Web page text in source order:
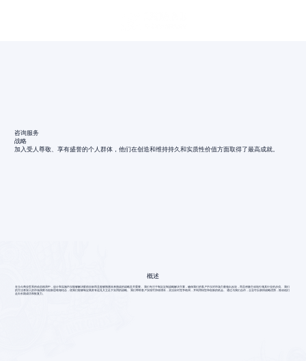
咨询服务
战略
加入受人尊敬、享有盛誉的个人群体，他们在创造和维持持久和实质性价值方面取得了最高成就。
概述
在当今商业世界的动态格局中，设计和实施不仅能够解决眼前目标而且能够预测未来挑战的战略至关重要。 我们专注于制定定制战略解决方案，确保我们的客户不仅对市场力量做出反应，而且积极主动地引领其行业的步伐。 我们
的方法将深入的市场洞察与创新思维相结合，使我们能够制定既富有远见又立足于实用的战略。 我们帮助客户实现可持续增长，灵活应对竞争格局，并利用转型和创新的机会。 通过与我们合作，企业可以获得战略优势，推动他们
走向长期成功和恢复力。